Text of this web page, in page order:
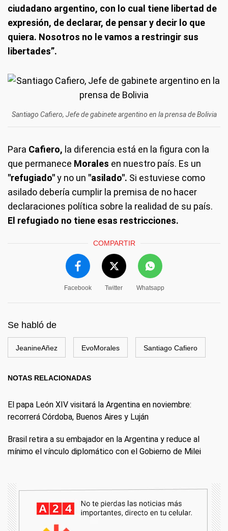
ciudadano argentino, con lo cual tiene libertad de
expresión, de declarar, de pensar y decir lo que
quiera. Nosotros no le vamos a restringir sus
libertades”.
Santiago Cafiero, Jefe de gabinete argentino en la prensa de Bolivia
Para Cafiero, la diferencia está en la figura con la
que permanece Morales en nuestro país. Es un
"refugiado"y no un "asilado". Si estuviese como
asilado debería cumplir la premisa de no hacer
declaraciones política sobre la realidad de su país.
El refugiado no tiene esas restricciones.
COMPARTIR
Facebook Twitter Whatsapp
Se habló de
JeanineAñez EvoMorales Santiago Cafiero
NOTAS RELACIONADAS
El papa León XIV visitará la Argentina en noviembre:
recorrerá Córdoba, Buenos Aires y Luján
Brasil retira a su embajador en la Argentina y reduce al
mínimo el vínculo diplomático con el Gobierno de Milei